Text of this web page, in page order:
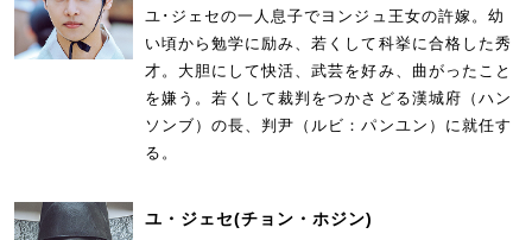
ユ･ジェセの一人息子でヨンジュ王女の許嫁。幼
い頃から勉学に励み、若くして科挙に合格した秀
才。大胆にして快活、武芸を好み、曲がったこと
を嫌う。若くして裁判をつかさどる漢城府（ハン
ソンブ）の長、判尹（ルビ：パンユン）に就任す
る。
ユ・ジェセ(チョン・ホジン)